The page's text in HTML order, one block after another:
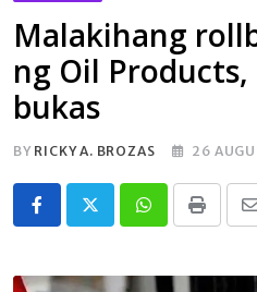
Malakihang
ng Oil
bukas
BY RICKY A. BROZAS 26
Whatsapp
Print